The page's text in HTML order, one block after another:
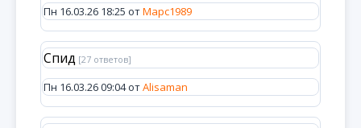
Пн 16.03.26 18:25 отМарс1989
Спид [27 ответов]
Пн 16.03.26 09:04 отAlisaman